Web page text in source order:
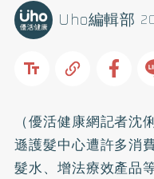
Uho編輯部
（優活健康網記者
遜護髮中心遭許多消
髮水、增法療效產品